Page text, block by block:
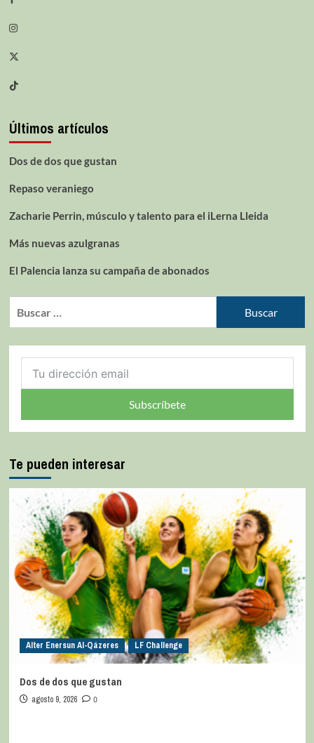
Últimos artículos
Dos de dos que gustan
Repaso veraniego
Zacharie Perrin, músculo y talento para el iLerna Lleida
Más nuevas azulgranas
El Palencia lanza su campaña de abonados
Subscríbete
Te pueden interesar
Alter Enersun Al-Qázeres LF Challenge
Dos de dos que gustan
agosto 9, 2026 0